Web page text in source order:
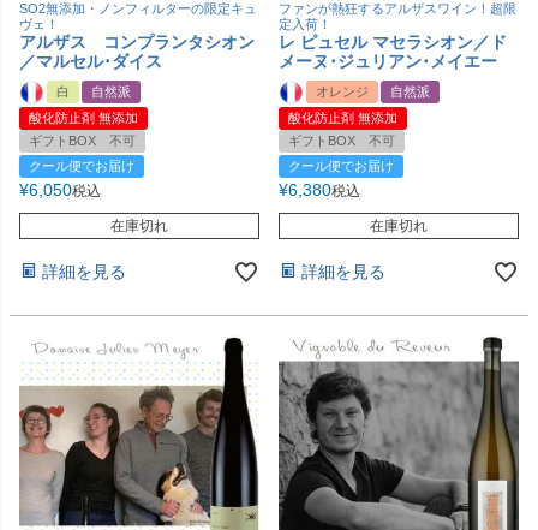
SO2無添加・ノンフィルターの限定キュ
ヴェ！
アルザス コンプランタシオン
／マルセル･ダイス
白
自然派
酸化防止剤 無添加
ギフトBOX 不可
クール便でお届け
¥6,050税込
在庫切れ
詳細を見る
ファンが熱狂するアルザスワイン！超限
定入荷！
レ ピュセル マセラシオン／ド
メーヌ･ジュリアン･メイエー
オレンジ
自然派
酸化防止剤 無添加
ギフトBOX 不可
クール便でお届け
¥6,380税込
在庫切れ
詳細を見る